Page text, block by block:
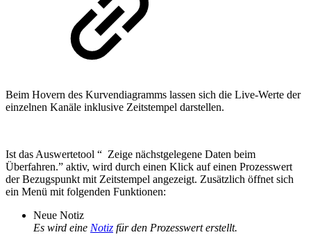
Beim Hovern des Kurvendiagramms lassen sich die Live-Werte der
einzelnen Kanäle inklusive Zeitstempel darstellen.
Ist das Auswertetool “ Zeige nächstgelegene Daten beim
Überfahren.” aktiv, wird durch einen Klick auf einen Prozesswert
der Bezugspunkt mit Zeitstempel angezeigt. Zusätzlich öffnet sich
ein Menü mit folgenden Funktionen:
Neue Notiz
Es wird eine Notiz für den Prozesswert erstellt.